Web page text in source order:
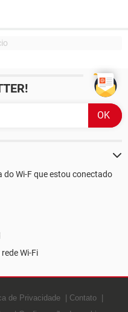
Wi-F que estou conectado
Wi-Fi
de Privacidade
Contato